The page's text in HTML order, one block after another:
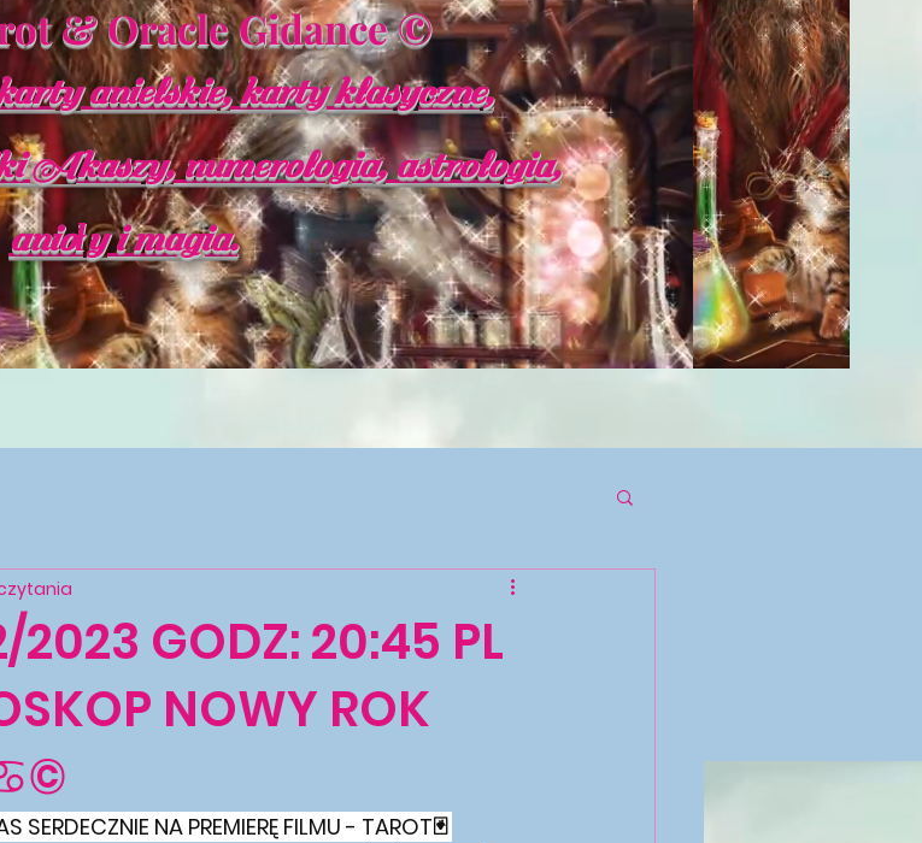
& Oracle Gidance ©
anielskie, karty klasyczne,
Akaszy, numerologia, astrologia,
anioły i magia.
2023 GODZ: 20:45 PL
NOWY ROK
NA PREMIERĘ FILMU - TAROT🃏